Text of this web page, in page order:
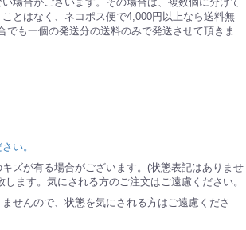
とはなく、ネコポス便で4,000円以上なら送料無
も一個の発送分の送料のみで発送させて頂きま
い。
ズが有る場合がございます。(状態表記はありませ
ます。気にされる方のご注文はご遠慮ください。
せんので、状態を気にされる方はご遠慮くださ